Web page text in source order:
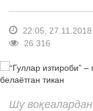
ШОУ-БИЗНЕС
Премьера
Клип
Кино
22:05, 27.11.2018
26 316
Шу